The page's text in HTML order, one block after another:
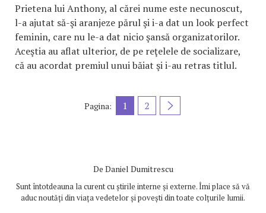
Prietena lui Anthony, al cărei nume este necunoscut,
l-a ajutat să-şi aranjeze părul şi i-a dat un look perfect
feminin, care nu le-a dat nicio şansă organizatorilor.
Aceştia au aflat ulterior, de pe reţelele de socializare,
că au acordat premiul unui băiat şi i-au retras titlul.
Pagina: 1 2
De Daniel Dumitrescu
Sunt întotdeauna la curent cu știrile interne și externe. Îmi place să vă
aduc noutăți din viața vedetelor și povești din toate colțurile lumii.